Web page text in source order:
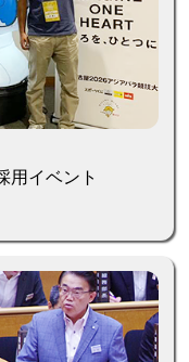
イベント